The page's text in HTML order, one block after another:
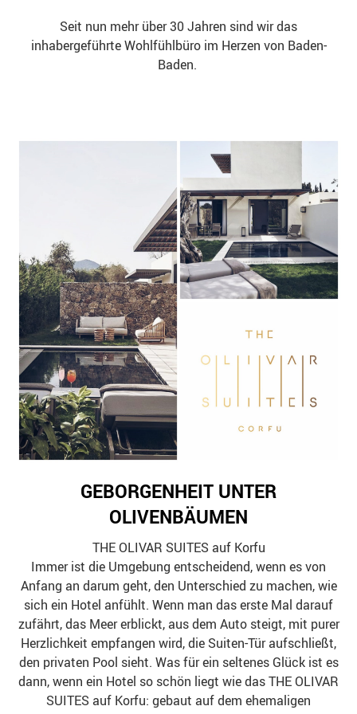
Seit nun mehr über 30 Jahren sind wir das
inhabergeführte Wohlfühlbüro im Herzen von Baden-
Baden.
GEBORGENHEIT UNTER
OLIVENBÄUMEN
THE OLIVAR SUITES auf Korfu
Immer ist die Umgebung entscheidend, wenn es von
Anfang an darum geht, den Unterschied zu machen, wie
sich ein Hotel anfühlt. Wenn man das erste Mal darauf
zufährt, das Meer erblickt, aus dem Auto steigt, mit purer
Herzlichkeit empfangen wird, die Suiten-Tür aufschließt,
den privaten Pool sieht. Was für ein seltenes Glück ist es
dann, wenn ein Hotel so schön liegt wie das THE OLIVAR
SUITES auf Korfu: gebaut auf dem ehemaligen